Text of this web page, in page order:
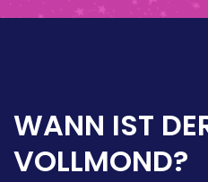
WANN IST
VOLLMOND?